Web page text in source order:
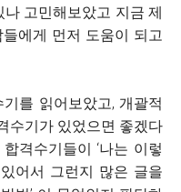
고민해보았고 지금 제
에게 먼저 도움이 되고
를 읽어보았고, 개괄적
수기가 있었으면 좋겠다
격수기들이 ‘나는 이렇
어서 그런지 많은 글을